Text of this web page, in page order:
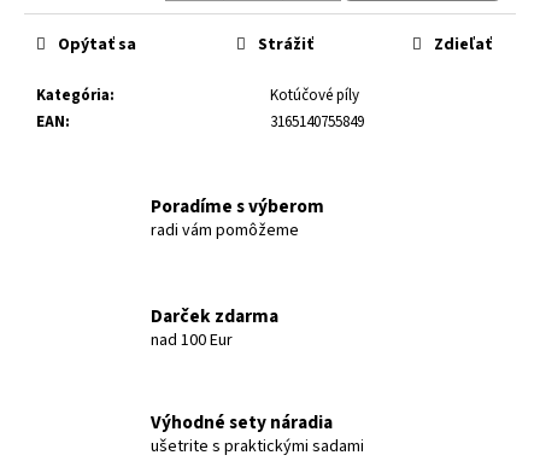
Kategória:
Kotúčové píly
EAN: 3165140755849
Opýtať sa Strážiť Zdieľať
Poradíme s výberom
radi vám pomôžeme
Darček zdarma
nad 100 Eur
Výhodné sety náradia
ušetrite s praktickými sadami